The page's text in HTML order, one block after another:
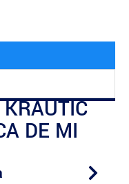
DE MI